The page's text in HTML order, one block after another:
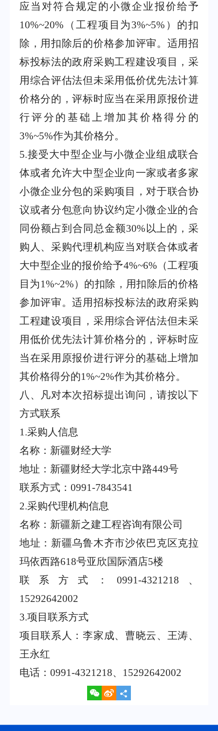
应当对符合规定的小微企业报价给予
10%~20% （工程项目为 3%~5% ）的扣
除，用扣除后的价格参加评审。适用招
标投标法的政府采购工程建设项目，采
用综合评估法但未采用低价优先法计算
价格分的，评标时应当在采用原报价进
行评分的基础上增加其价格得分的
3%~5%作为其价格分。
5.接受大中型企业与小微企业组成联合
体或者允许大中型企业向一家或者多家
小微企业分包的采购项目，对于联合协
议或者分包意向协议约定小微企业的合
同份额占到合同总金额30% 以上的，采
购人、采购代理机构应当对联合体或者
大中型企业的报价给予4%~6% （工程项
目为 1%~2%）的扣除，用扣除后的价格
参加评审。适用招标投标法的政府采购
工程建设项目，采用综合评估法但未采
用低价优先法计算价格分的，评标时应
当在采用原报价进行评分的基础上增加
其价格得分的1%~2%作为其价格分。
八、凡对本次招标提出询问，请按以下
方式联系
1.采购人信息
名称：新疆财经大学
地址：新疆财经大学北京中路449号
联系方式： 0991-7843541
2.采购代理机构信息
名称：新疆新之建工程咨询有限公司
地址：新疆乌鲁木齐市沙依巴克区克拉
玛依西路618号亚欣国际酒店5楼
联系方式： 0991-4321218 、
15292642002
3.项目联系方式
项目联系人：李家成、曹晓云、王涛、
王永红
电话： 0991-4321218、 15292642002